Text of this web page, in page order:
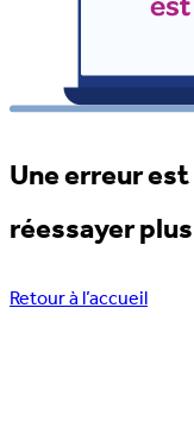
Une erreur
réessayer
Retour à l’accueil